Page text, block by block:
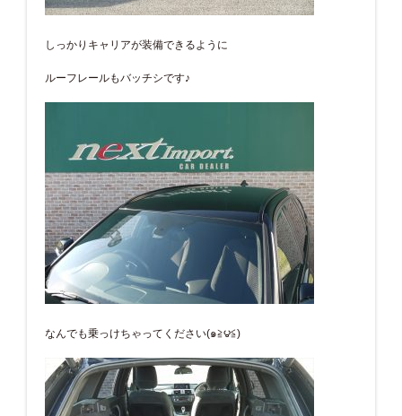
しっかりキャリアが装備できるように
ルーフレールもバッチシです♪
なんでも乗っけちゃってください(๑≧౪≦)